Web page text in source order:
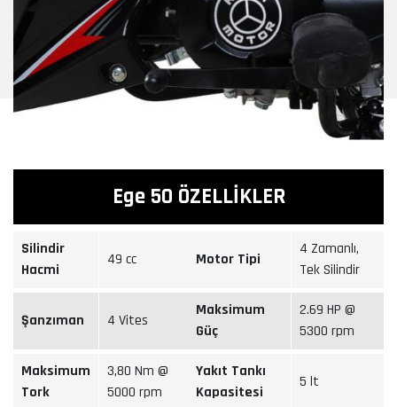
Ege 50 ÖZELLİKLER
Silindir
Hacmi
49 cc Motor Tipi
4 Zamanlı,
Tek Silindir
Şanzıman 4 Vites
Maksimum
Güç
2.69 HP @
5300 rpm
Maksimum
Tork
3,80 Nm @
5000 rpm
Yakıt Tankı
Kapasitesi
5 lt